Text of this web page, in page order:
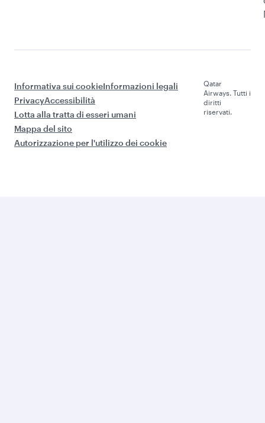
Informativa sui cookieInformazioni legali
PrivacyAccessibilità
Lotta alla tratta di esseri umani
Mappa del sito
Autorizzazione per l'utilizzo dei cookie
Qatar
Airways. Tutti i
diritti
riservati.